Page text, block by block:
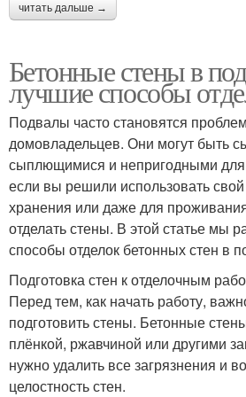
читать дальше →
Бетонные стены в
лучшие способы
Подвалы часто становятся
домовладельцев. Они могут быть
сыплющимися и непригодными
если вы решили использовать
хранения или даже для
отделать стены. В этой статье мы
способы отделок бетонных стен в
Подготовка стен к отделочным
Перед тем, как начать работу,
подготовить стены. Бетонные
плёнкой, ржавчиной или другими
нужно удалить все загрязнения и
целостность стен.